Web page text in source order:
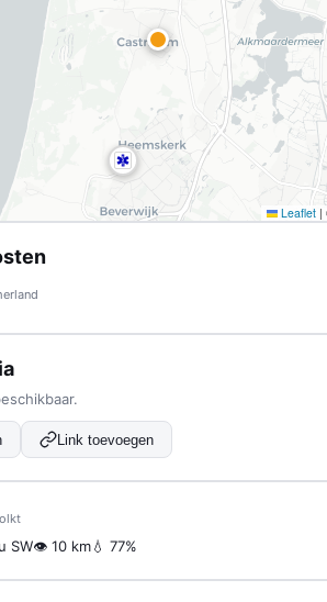
Leaflet |
Link toevoegen
SW👁 10 km💧 77%